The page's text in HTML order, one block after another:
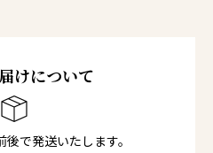
けについて
で発送いたします。